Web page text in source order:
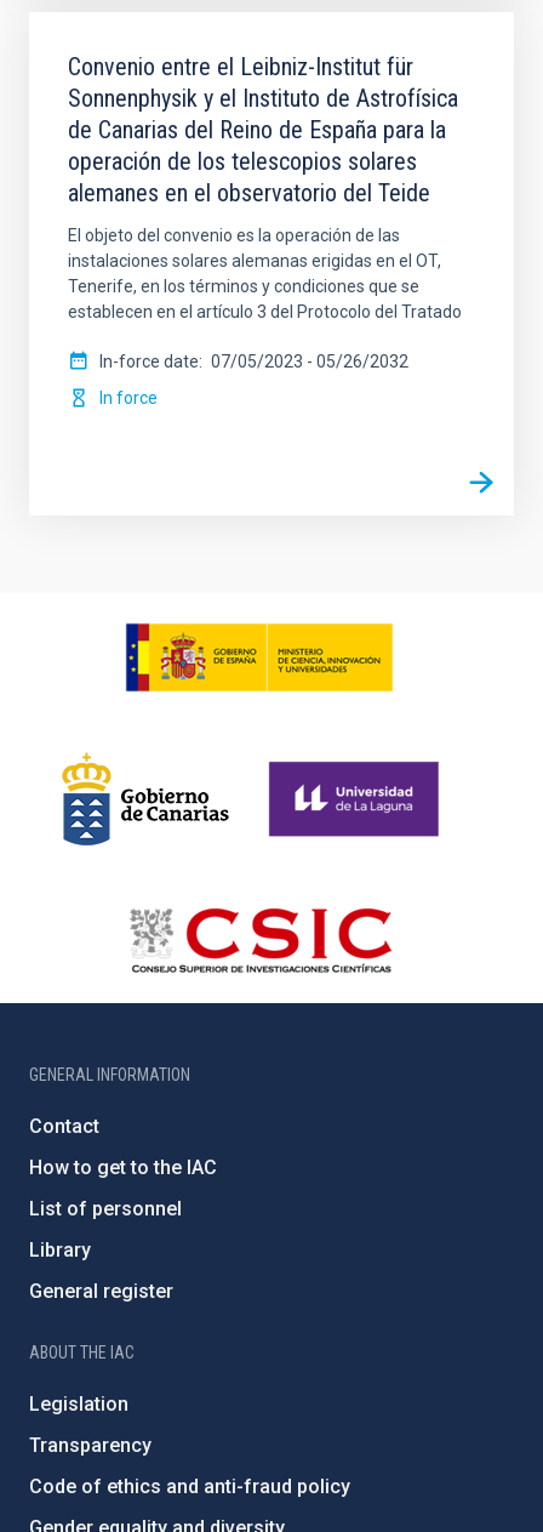
Convenio entre el Leibniz-Institut für
Sonnenphysik y el Instituto de Astrofísica
de Canarias del Reino de España para la
operación de los telescopios solares
alemanes en el observatorio del Teide
El objeto del convenio es la operación de las
instalaciones solares alemanas erigidas en el OT,
Tenerife, en los términos y condiciones que se
establecen en el artículo 3 del Protocolo del Tratado
In-force date 07/05/2023 - 05/26/2032
In force
GENERAL INFORMATION
Contact
How to get to the IAC
List of personnel
Library
General register
ABOUT THE IAC
Legislation
Transparency
Code of ethics and anti-fraud policy